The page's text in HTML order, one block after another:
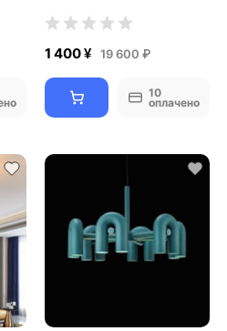
1 400 ¥ 19 600 ₽
10
оплачено